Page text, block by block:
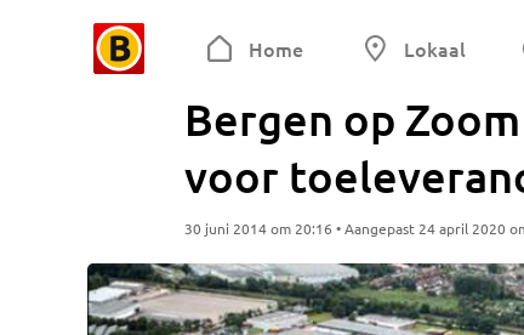
Home Lokaal
Bergen op
voor
30 juni 2014 om 20:16 • Aangepast 24 april 2020